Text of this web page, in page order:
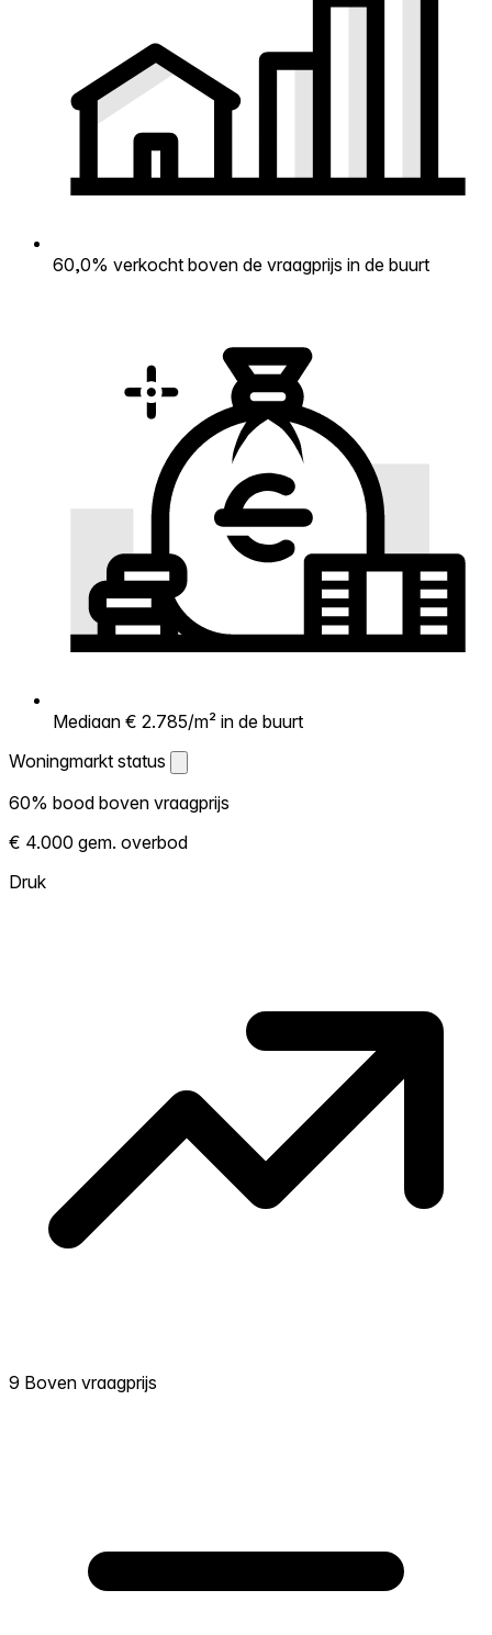
60,0% verkocht boven de vraagprijs in de buurt
Mediaan € 2.785/m² in de buurt
Woningmarkt status
Woningmarkt status
Laat zien hoe competitief de markt hier is.
Hoe meer woningen boven vraagprijs
verkopen, hoe heter. Heet? Verwacht
60% bood boven vraagprijs
€ 4.000 gem. overbod
Druk
9 Boven vraagprijs